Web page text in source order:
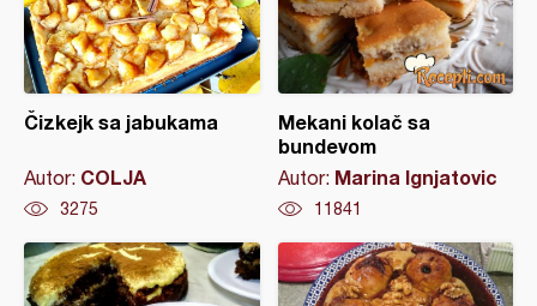
Čizkejk sa jabukama
Autor: COLJA
3275
Mekani kolač sa
bundevom
Autor: Marina Ignjatovic
11841